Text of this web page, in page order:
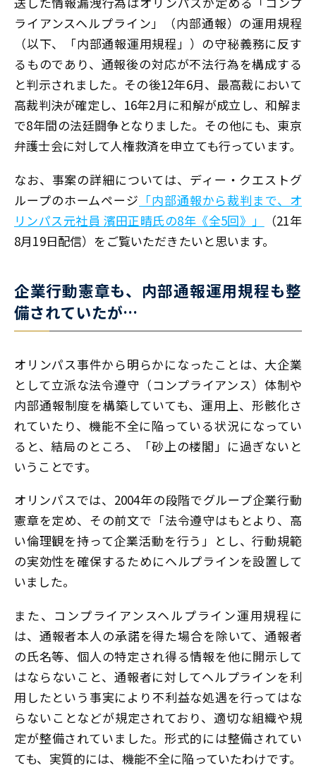
ライアンスヘルプライン」（内部通報）の運用規程
（以下、「内部通報運用規程」）の守秘義務に反す
るものであり、通報後の対応が不法行為を構成する
と判示されました。その後12年6月、最高裁において
高裁判決が確定し、16年2月に和解が成立し、和解ま
で8年間の法廷闘争となりました。その他にも、東京
弁護士会に対して人権救済を申立ても行っています。
なお、事案の詳細については、ディー・クエストグ
ループのホームページ 「内部通報から裁判まで、オ
リンパス元社員 濱田正晴氏の8年《全5回》」
（21年
8月19日配信）をご覧いただきたいと思います。
企業行動憲章も、内部通報運用規程も整
備されていたが…
オリンパス事件から明らかになったことは、大企業
として立派な法令遵守（コンプライアンス）体制や
内部通報制度を構築していても、運用上、形骸化さ
れていたり、機能不全に陥っている状況になってい
ると、結局のところ、「砂上の楼閣」に過ぎないと
いうことです。
オリンパスでは、2004年の段階でグループ企業行動
憲章を定め、その前文で「法令遵守はもとより、高
い倫理観を持って企業活動を行う」とし、行動規範
の実効性を確保するためにヘルプラインを設置して
いました。
また、コンプライアンスヘルプライン運用規程に
は、通報者本人の承諾を得た場合を除いて、通報者
の氏名等、個人の特定され得る情報を他に開示して
はならないこと、通報者に対してヘルプラインを利
用したという事実により不利益な処遇を行ってはな
らないことなどが規定されており、適切な組織や規
定が整備されていました。形式的には整備されてい
ても、実質的には、機能不全に陥っていたわけです。